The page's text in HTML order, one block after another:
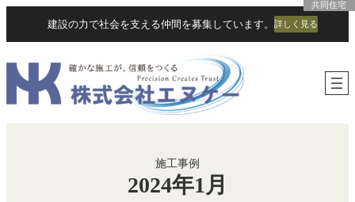
を
プ
建設の力で社会を支える仲間を募集しています。 詳しく見る
施工事例
2024年1月
共同住宅
共同住宅